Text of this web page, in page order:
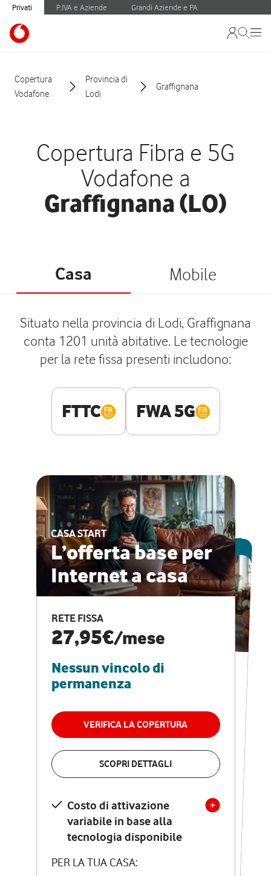
Privati P.IVA e Aziende Grandi Aziende e PA
Copertura
Vodafone
Provincia di
Lodi
Graffignana
Copertura Fibra e 5G
Vodafone a
Graffignana (LO)
Casa Mobile
Situato nella provincia di Lodi, Graffignana
conta 1201 unità abitative. Le tecnologie
per la rete fissa presenti includono:
FTTC FWA 5G
CASA START
L’offerta base per
Internet a casa
RETE FISSA
27,95€/mese
Nessun vincolo di
permanenza
VERIFICA LA COPERTURA
SCOPRI DETTAGLI
Costo di attivazione
variabile in base alla
tecnologia disponibile
PER LA TUA CASA:
ESCLUSIVA ONLINE
CASA PRO
Internet veloce e
vantaggi speciali
RETE FISSA + VODAFONE CLUB
29,95€
permanenza
VERIFICA LA COPERTURA
Costo di attivazione
variabile in base alla
tecnologia disponibile
PER LA TUA CASA: